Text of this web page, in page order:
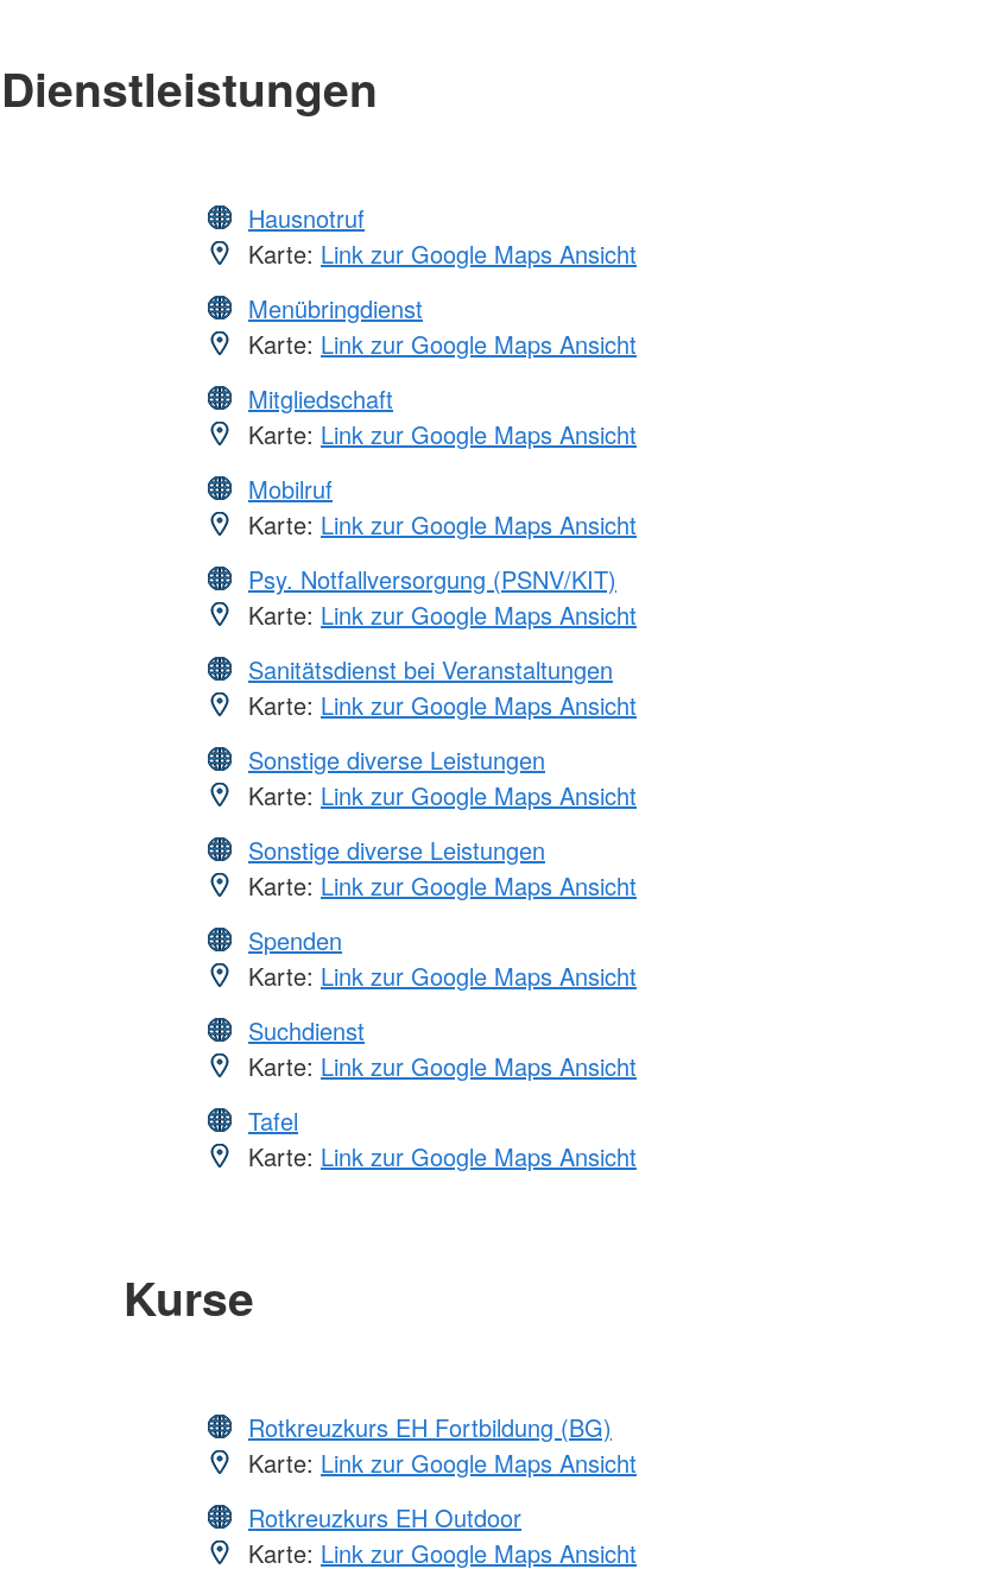
Dienstleistungen
Hausnotruf
Karte: Link zur Google Maps Ansicht
Menübringdienst
Karte: Link zur Google Maps Ansicht
Mitgliedschaft
Karte: Link zur Google Maps Ansicht
Mobilruf
Karte: Link zur Google Maps Ansicht
Psy. Notfallversorgung (PSNV/KIT)
Karte: Link zur Google Maps Ansicht
Sanitätsdienst bei Veranstaltungen
Karte: Link zur Google Maps Ansicht
Sonstige diverse Leistungen
Karte: Link zur Google Maps Ansicht
Sonstige diverse Leistungen
Karte: Link zur Google Maps Ansicht
Spenden
Karte: Link zur Google Maps Ansicht
Suchdienst
Karte: Link zur Google Maps Ansicht
Tafel
Karte: Link zur Google Maps Ansicht
Kurse
Rotkreuzkurs EH Fortbildung (BG)
Karte: Link zur Google Maps Ansicht
Rotkreuzkurs EH Outdoor
Karte: Link zur Google Maps Ansicht